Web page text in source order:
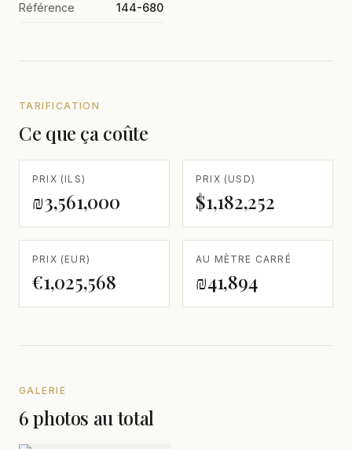
Référence 144-680
TARIFICATION
Ce que ça coûte
PRIX (ILS)
₪3,561,000
PRIX (USD)
$1,182,252
PRIX (EUR)
€1,025,568
AU MÈTRE CARRÉ
₪41,894
GALERIE
6 photos au total